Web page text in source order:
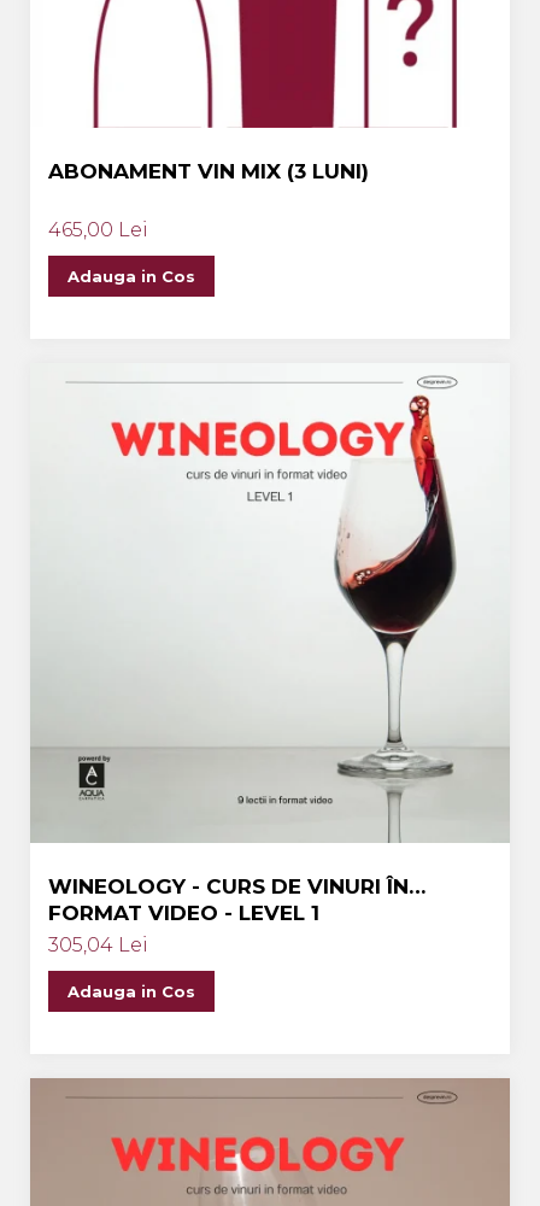
ABONAMENT VIN MIX (3 LUNI)
465,00 Lei
Adauga in Cos
WINEOLOGY - CURS DE VINURI ÎN
FORMAT VIDEO - LEVEL 1
305,04 Lei
Adauga in Cos